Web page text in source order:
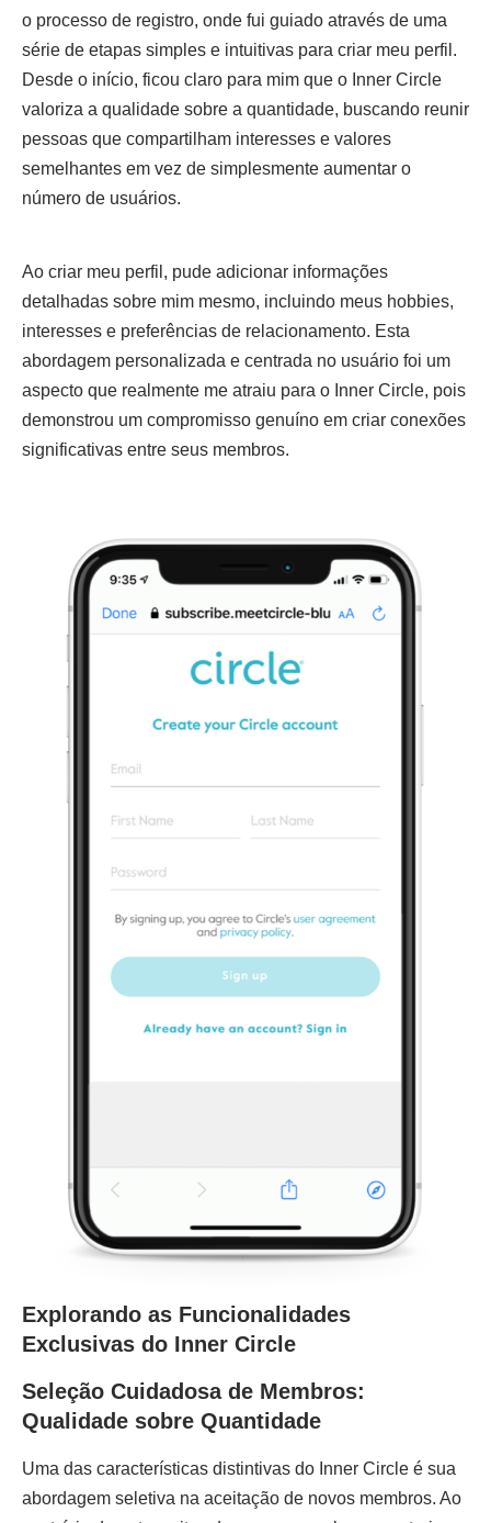
o processo de registro, onde fui guiado através de uma
série de etapas simples e intuitivas para criar meu perfil.
Desde o início, ficou claro para mim que o Inner Circle
valoriza a qualidade sobre a quantidade, buscando reunir
pessoas que compartilham interesses e valores
semelhantes em vez de simplesmente aumentar o
número de usuários.
Ao criar meu perfil, pude adicionar informações
detalhadas sobre mim mesmo, incluindo meus hobbies,
interesses e preferências de relacionamento. Esta
abordagem personalizada e centrada no usuário foi um
aspecto que realmente me atraiu para o Inner Circle, pois
demonstrou um compromisso genuíno em criar conexões
significativas entre seus membros.
Explorando as Funcionalidades
Exclusivas do Inner Circle
Seleção Cuidadosa de Membros:
Qualidade sobre Quantidade
Uma das características distintivas do Inner Circle é sua
abordagem seletiva na aceitação de novos membros. Ao